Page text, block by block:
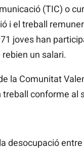
(TIC) o
i el treball
joves han
un salari.
la Comunitat
conforme al
desocupació